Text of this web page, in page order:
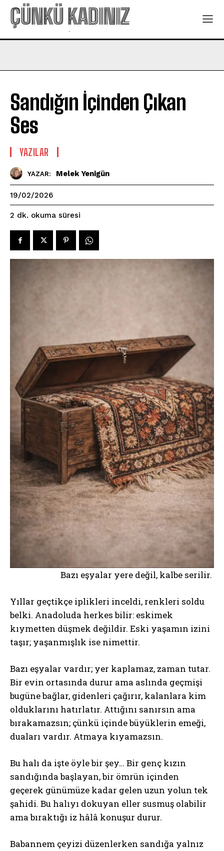
ÇÜNKÜ KADINIZ
-
Sandığın İçinden Çıkan
Ses
YAZILAR
YAZAR: Melek Yenigün
19/02/2026
2 dk. okuma süresi
Bazı eşyalar yere değil, kalbe serilir.
Yıllar geçtikçe iplikleri inceldi, renkleri soldu
belki. Anadoluda herkes bilir: eskimek
kıymetten düşmek değildir. Eski yaşamın izini
taşır; yaşanmışlık ise nimettir.
Bazı eşyalar vardır; yer kaplamaz, zaman tutar.
Bir evin ortasında durur ama aslında geçmişi
bugüne bağlar, gidenleri çağırır, kalanlara kim
olduklarını hatırlatır. Attığını sanırsın ama
bırakamazsın; çünkü içinde büyüklerin emeği,
duaları vardır. Atmaya kıyamazsın.
Bu halı da işte öyle bir şey… Bir genç kızın
sandığında başlayan, bir ömrün içinden
geçerek günümüze kadar gelen uzun yolun tek
şahidi. Bu halıyı dokuyan eller susmuş olabilir
ama bıraktığı iz hâlâ konuşur durur.
Babannem çeyizi düzenlerken sandığa yalnız